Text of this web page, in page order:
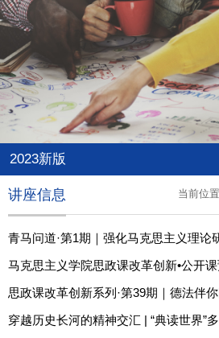
2023新版
当前位置
讲座信息